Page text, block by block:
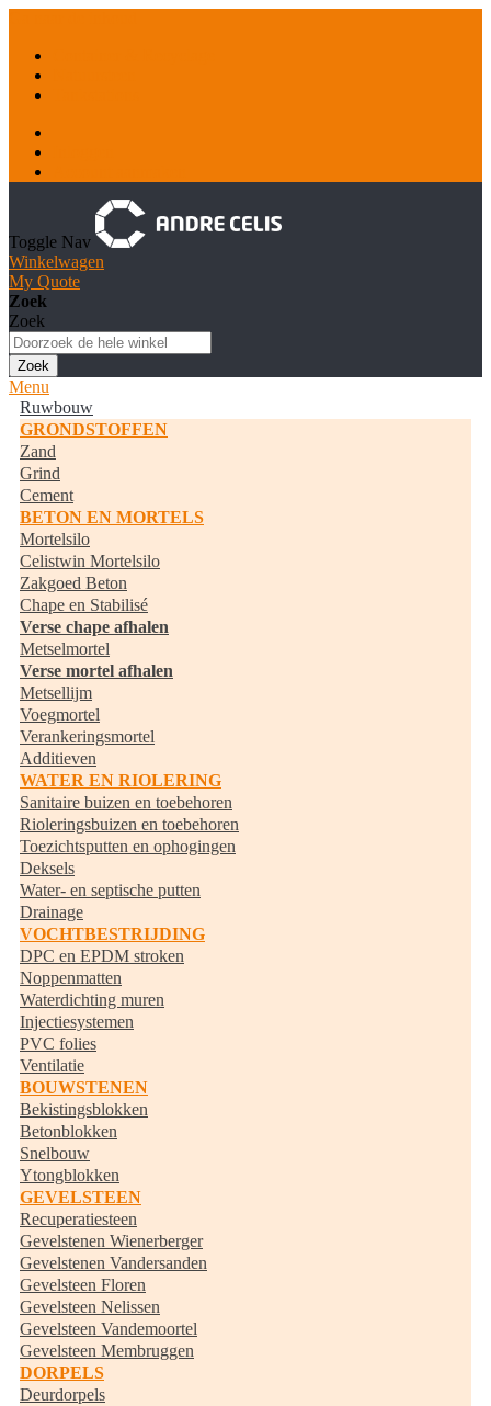
Toggle Nav
Winkelwagen
My Quote
Zoek
Zoek
Zoek
Menu
Ruwbouw
GRONDSTOFFEN
Zand
Grind
Cement
BETON EN MORTELS
Mortelsilo
Celistwin Mortelsilo
Zakgoed Beton
Chape en Stabilisé
Verse chape afhalen
Metselmortel
Verse mortel afhalen
Metsellijm
Voegmortel
Verankeringsmortel
Additieven
WATER EN RIOLERING
Sanitaire buizen en toebehoren
Rioleringsbuizen en toebehoren
Toezichtsputten en ophogingen
Deksels
Water- en septische putten
Drainage
VOCHTBESTRIJDING
DPC en EPDM stroken
Noppenmatten
Waterdichting muren
Injectiesystemen
PVC folies
Ventilatie
BOUWSTENEN
Bekistingsblokken
Betonblokken
Snelbouw
Ytongblokken
GEVELSTEEN
Recuperatiesteen
Gevelstenen Wienerberger
Gevelstenen Vandersanden
Gevelsteen Floren
Gevelsteen Nelissen
Gevelsteen Vandemoortel
Gevelsteen Membruggen
DORPELS
Deurdorpels